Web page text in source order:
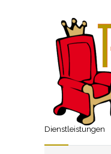
Dienstleistungen